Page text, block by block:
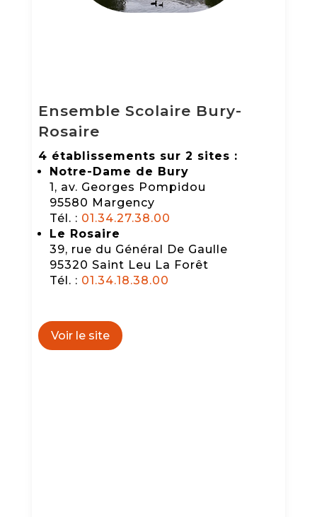
Ensemble Scolaire Bury-
Rosaire
4 établissements sur 2 sites :
Notre-Dame de Bury
1, av. Georges Pompidou
95580 Margency
Tél. : 01.34.27.38.00
Le Rosaire
39, rue du Général De Gaulle
95320 Saint Leu La Forêt
Tél. : 01.34.18.38.00
Voir le site